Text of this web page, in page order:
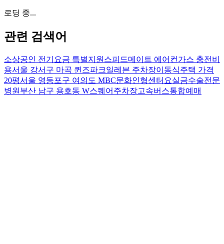
로딩 중...
관련 검색어
소상공인 전기요금 특별지원 스피드메이트 에어컨가스 충전비
용서울 강서구 마곡 퀸즈파크일레븐 주차장이동식주택 가격
20평서울 영등포구 여의도 MBC문화인형센터 요실금수술전문
병원 부산 남구 용호동 W스퀘어주차장고속버스통합예매